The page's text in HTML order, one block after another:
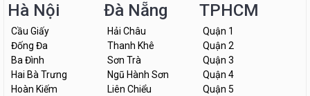
Hà Nội
Cầu Giấy
Đống Đa
Ba Đình
Hai Bà Trưng
Hoàn Kiếm
Đà Nẵng
Hải Châu
Thanh Khê
Sơn Trà
Ngũ Hành Sơn
Liên Chiểu
TPHCM
Quận 1
Quận 2
Quận 3
Quận 4
Quận 5